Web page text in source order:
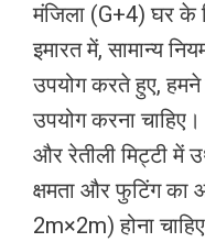
मंजिला (G+4) घर के
इमारत में, सामान्य
उपयोग करते हुए, हमने
उपयोग करना
और रेतीली मिट्टी में
क्षमता और फुटिंग का
2m×2m) होना